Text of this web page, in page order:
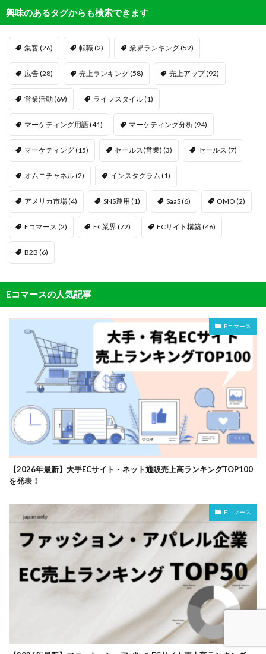
興味のあるタグからも検索できます
集客(26) 転職(2) 業界ランキング(52)
広告(28) 売上ランキング(58) 売上アップ(92)
営業活動(69) ライフスタイル(1)
マーケティング用語(41) マーケティング分析(94)
マーケティング(15) セールス(営業) (3) セールス (7)
オムニチャネル(2) インスタグラム (1)
アメリカ市場(4) SNS運用 (1) SaaS(6) OMO (2)
Eコマース (2) EC業界(72) ECサイト構築(46)
B2B (6)
Eコマースの人気記事
Eコマース
【2026年最新】大手ECサイト・ネット通販売上高ランキングTOP100
を発表！
Eコマース